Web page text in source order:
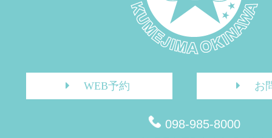
WEB予約 お
098-985-8000